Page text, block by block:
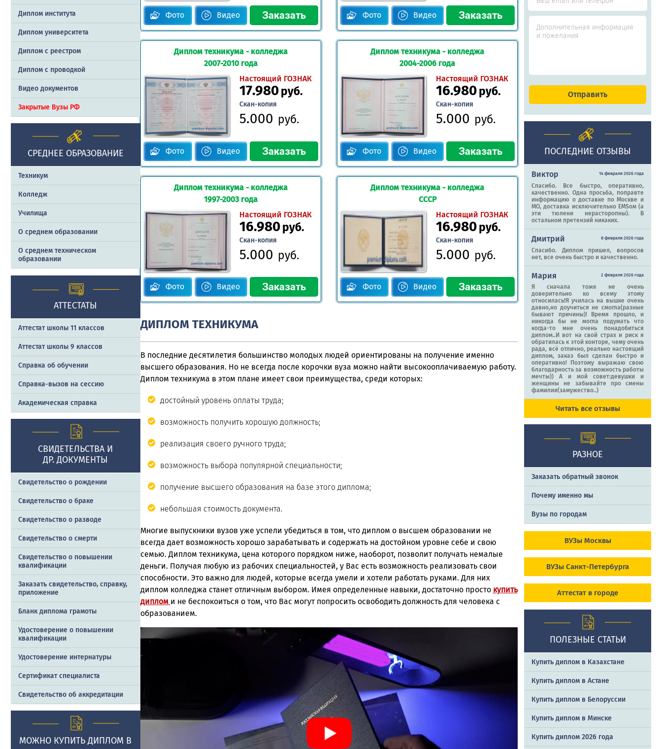
Диплом института
Диплом университета
Диплом с реестром
Диплом с проводкой
Видео документов
Закрытые Вузы РФ
СРЕДНЕЕ ОБРАЗОВАНИЕ
Техникум
Колледж
Училища
О среднем образовании
О среднем техническом
образовании
АТТЕСТАТЫ
Аттестат школы 11 классов
Аттестат школы 9 классов
Справка об обучении
Справка-вызов на сессию
Академическая справка
СВИДЕТЕЛЬСТВА И
ДР. ДОКУМЕНТЫ
Свидетельство о рождении
Свидетельство о браке
Свидетельство о разводе
Свидетельство о смерти
Свидетельство о повышении
квалификации
Заказать cвидетельство, справку,
приложение
Бланк диплома грамоты
Удостоверение о повышении
квалификации
Удостоверение интернатуры
Сертификат специалиста
Свидетельство об аккредитации
МОЖНО КУПИТЬ ДИПЛОМ В
Фото Видео Фото Видео
Диплом техникума - колледжа
2007-2010 года
Настоящий ГОЗНАК
17.980руб.
Скан-копия
5.000 руб.
Фото Видео
Диплом техникума - колледжа
2004-2006 года
Настоящий ГОЗНАК
16.980руб.
Скан-копия
5.000 руб.
Фото Видео
Диплом техникума - колледжа
1997-2003 года
Настоящий ГОЗНАК
16.980руб.
Скан-копия
5.000 руб.
Фото Видео
Диплом техникума - колледжа
СССР
Настоящий ГОЗНАК
16.980руб.
Скан-копия
5.000 руб.
Фото Видео
ДИПЛОМ ТЕХНИКУМА
В последние десятилетия большинство молодых людей ориентированы на получение именно
высшего образования. Но не всегда после корочки вуза можно найти высокооплачиваемую работу.
Диплом техникума в этом плане имеет свои преимущества, среди которых:
достойный уровень оплаты труда;
возможность получить хорошую должность;
реализация своего ручного труда;
возможность выбора популярной специальности;
получение высшего образования на базе этого диплома;
небольшая стоимость документа.
Многие выпускники вузов уже успели убедиться в том, что диплом о высшем образовании не
всегда дает возможность хорошо зарабатывать и содержать на достойном уровне себе и свою
семью. Диплом техникума, цена которого порядком ниже, наоборот, позволит получать немалые
деньги. Получая любую из рабочих специальностей, у Вас есть возможность реализовать свои
способности. Это важно для людей, которые всегда умели и хотели работать руками. Для них
диплом колледжа станет отличным выбором. Имея определенные навыки, достаточно просто купить
диплом и не беспокоиться о том, что Вас могут попросить освободить должность для человека с
образованием.
ПОСЛЕДНИЕ ОТЗЫВЫ
Виктор 14 февраля 2026 года
Спасибо. Все быстро, оперативно,
качественно. Одна просьба, поправте
информацию о доставке по Москве и
МО, доставка исключительно EMSом (а
эти тюлени нерасторопны). В
остальном претензий никаких.
Дмитрий 8 февраля 2026 года
Спасибо. Диплом пришел, вопросов
нет, все очень быстро и качественно.
Мария 2 февраля 2026 года
Я сначала тоже не очень
доверительно ко всему этому
относилась!Я училась на вышке очень
давно,но доучиться не смогла(разные
бывают причины)! Время прошло, и
никогда бы не могла подумать что
когда-то мне очень понадобиться
диплом..И вот на свой страх и риск я
обратилась к этой конторе, чему очень
рада, всё отлично, реально настоящий
диплом, заказ был сделан быстро и
оперативно! Поэтому выражаю свою
благодарность за возможность работы
мечты)) А и мой совет:девушки и
женщины не забывайте про смены
фамилии(замужество..)
Читать все отзывы
РАЗНОЕ
Заказать обратный звонок
Почему именно мы
Вузы по городам
ВУЗы Москвы
ВУЗы Санкт-Петербурга
Аттестат в городе
ПОЛЕЗНЫЕ СТАТЬИ
Купить диплом в Казахстане
Купить диплом в Астане
Купить диплом в Белоруссии
Купить диплом в Минске
Купить диплом 2026 года